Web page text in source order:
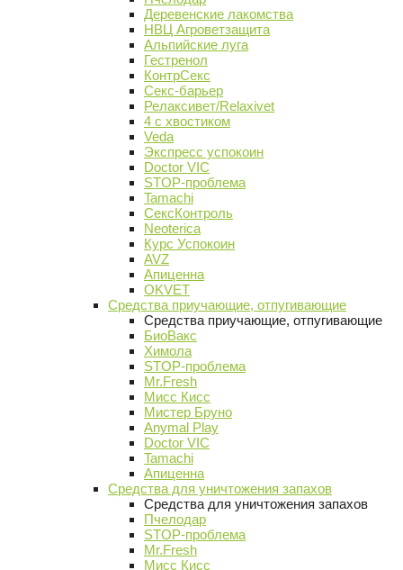
Деревенские лакомства
НВЦ Агроветзащита
Альпийские луга
Гестренол
КонтрСекс
Секс-барьер
Релаксивет/Relaxivet
4 с хвостиком
Veda
Экспресс успокоин
Doctor VIC
STOP-проблема
Tamachi
СексКонтроль
Neoterica
Курс Успокоин
AVZ
Апиценна
OKVET
Средства приучающие, отпугивающие
Средства приучающие, отпугивающие
БиоВакс
Химола
STOP-проблема
Mr.Fresh
Мисс Кисс
Мистер Бруно
Anymal Play
Doctor VIC
Tamachi
Апиценна
Средства для уничтожения запахов
Средства для уничтожения запахов
Пчелодар
STOP-проблема
Mr.Fresh
Мисс Кисс